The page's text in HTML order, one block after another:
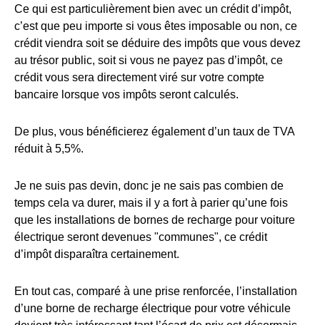
Ce qui est particulièrement bien avec un crédit d’impôt,
c’est que peu importe si vous êtes imposable ou non, ce
crédit viendra soit se déduire des impôts que vous devez
au trésor public, soit si vous ne payez pas d’impôt, ce
crédit vous sera directement viré sur votre compte
bancaire lorsque vos impôts seront calculés.
De plus, vous bénéficierez également d’un taux de TVA
réduit à 5,5%.
Je ne suis pas devin, donc je ne sais pas combien de
temps cela va durer, mais il y a fort à parier qu’une fois
que les installations de bornes de recharge pour voiture
électrique seront devenues "communes", ce crédit
d’impôt disparaîtra certainement.
En tout cas, comparé à une prise renforcée, l’installation
d’une borne de recharge électrique pour votre véhicule